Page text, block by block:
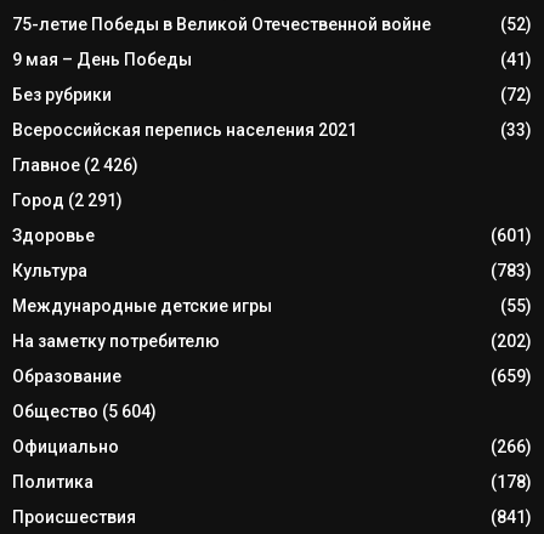
75-летие Победы в Великой Отечественной войне
(52)
9 мая – День Победы
(41)
Без рубрики
(72)
Всероссийская перепись населения 2021
(33)
Главное (2 426)
Город (2 291)
Здоровье
(601)
Культура
(783)
Международные детские игры
(55)
На заметку потребителю
(202)
Образование
(659)
Общество (5 604)
Официально
(266)
Политика
(178)
Происшествия
(841)